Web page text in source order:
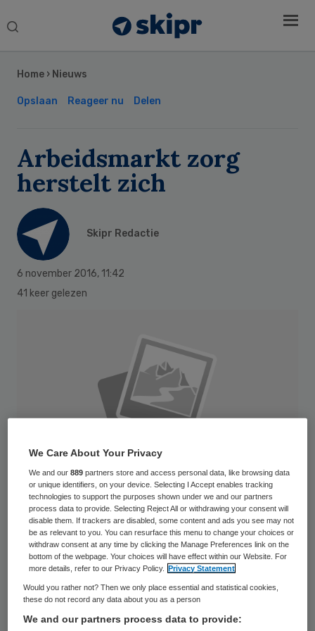
Search
Home › Nieuws
Opslaan Reageer nu Delen
Arbeidsmarkt zorg
herstelt zich
Skipr Redactie
6 november 2016, 11:42
41 keer gelezen
Na een periode van minder werkgelegenheid
zal het aantal banen in de zorg tot aan
2020 groeien ten opzichte van 2015. De
stijging van de vraag geldt vooral voor
Sidebar
We Care About Your Privacy
We and our889 partners store and access personal data, like browsing data
or unique identifiers, on your device. Selecting I Accept enables tracking
technologies to support the purposes shown under we and our partners
process data to provide. Selecting Reject All or withdrawing your consent will
disable them. If trackers are disabled, some content and ads you see may not
be as relevant to you. You can resurface this menu to change your choices or
withdraw consent at any time by clicking the Manage Preferences link on the
bottom of the webpage. Your choices will have effect within our Website. For
more details, refer to our Privacy Policy.
Privacy Statement
Would you rather not? Then we only place essential and statistical cookies,
these do not record any data about you as a person
We and our partners process data to provide: